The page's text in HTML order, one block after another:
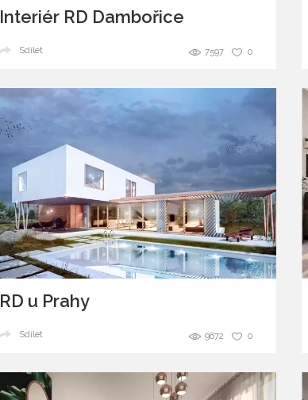
Interiér RD Dambořice
0
7597
Sdílet
RD u Prahy
0
9672
Sdílet